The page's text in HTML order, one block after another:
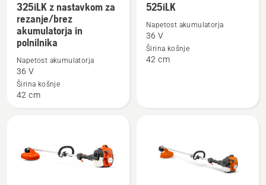
Oglejte
več
podrobnosti
325iLK
akumulatorja
325iLK z nastavkom za
rezanje/brez
akumulatorja in
polnilnika
Napetost akumulatorja
36 V
Širina košnje
42 cm
Oglejte
več
podrobnosti
525iLK
Napetost akumulatorja
36 V
Širina košnje
42 cm